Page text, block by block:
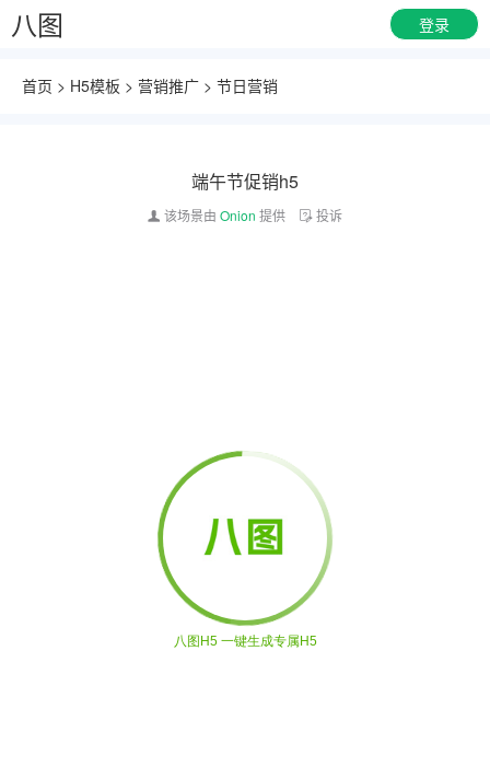
八图 登录
首页 > H5模板 > 营销推广 > 节日营销
端午节促销h5
该场景由 Onion 提供 投诉